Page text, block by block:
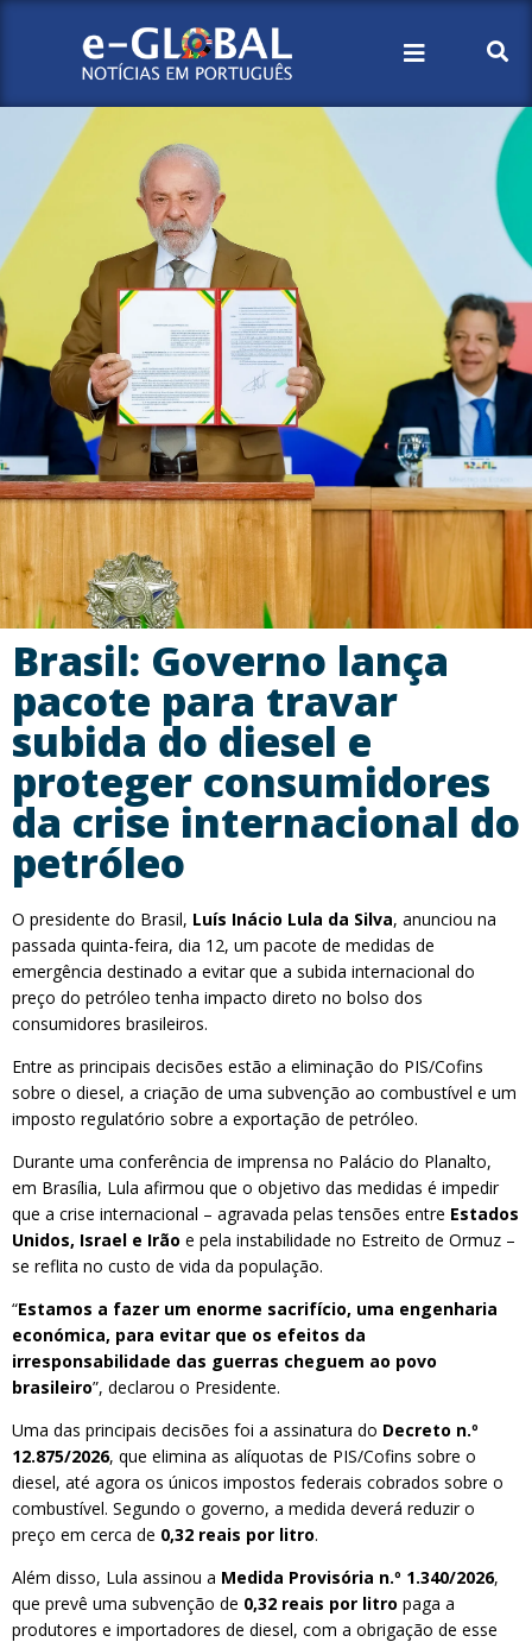
Brasil: Governo lança
pacote para travar
subida do diesel e
proteger consumidores
da crise internacional do
petróleo
O presidente do Brasil, Luís Inácio Lula da Silva, anunciou na
passada quinta-feira, dia 12, um pacote de medidas de
emergência destinado a evitar que a subida internacional do
preço do petróleo tenha impacto direto no bolso dos
consumidores brasileiros.
Entre as principais decisões estão a eliminação do PIS/Cofins
sobre o diesel, a criação de uma subvenção ao combustível e um
imposto regulatório sobre a exportação de petróleo.
Durante uma conferência de imprensa no Palácio do Planalto,
em Brasília, Lula afirmou que o objetivo das medidas é impedir
que a crise internacional – agravada pelas tensões entre Estados
Unidos, Israel e Irão e pela instabilidade no Estreito de Ormuz –
se reflita no custo de vida da população.
“Estamos a fazer um enorme sacrifício, uma engenharia
económica, para evitar que os efeitos da
irresponsabilidade das guerras cheguem ao povo
brasileiro”, declarou o Presidente.
Uma das principais decisões foi a assinatura do Decreto n.º
12.875/2026, que elimina as alíquotas de PIS/Cofins sobre o
diesel, até agora os únicos impostos federais cobrados sobre o
combustível. Segundo o governo, a medida deverá reduzir o
preço em cerca de 0,32 reais por litro.
Além disso, Lula assinou a Medida Provisória n.º 1.340/2026,
que prevê uma subvenção de 0,32 reais por litro paga a
produtores e importadores de diesel, com a obrigação de esse